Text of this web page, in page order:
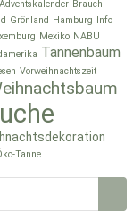
Brauch
Grönland Hamburg Info
Mexiko NABU
Tannenbaum
Vorweihnachtszeit
Tanne